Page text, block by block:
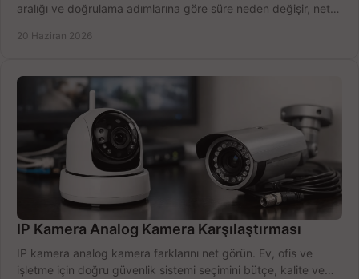
aralığı ve doğrulama adımlarına göre süre neden değişir, net
20 Haziran 2026
IP Kamera Analog Kamera Karşılaştırması
IP kamera analog kamera farklarını net görün. Ev, ofis ve
işletme için doğru güvenlik sistemi seçimini bütçe, kalite ve